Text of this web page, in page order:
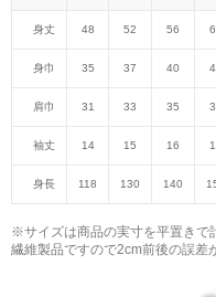
身丈 48 52 56
身巾 35 37 40
肩巾 31 33 35
袖丈 14 15 16
身長 118 130 140
※サイズは商品の実寸を平置きで
繊維製品ですので2cm前後の誤差